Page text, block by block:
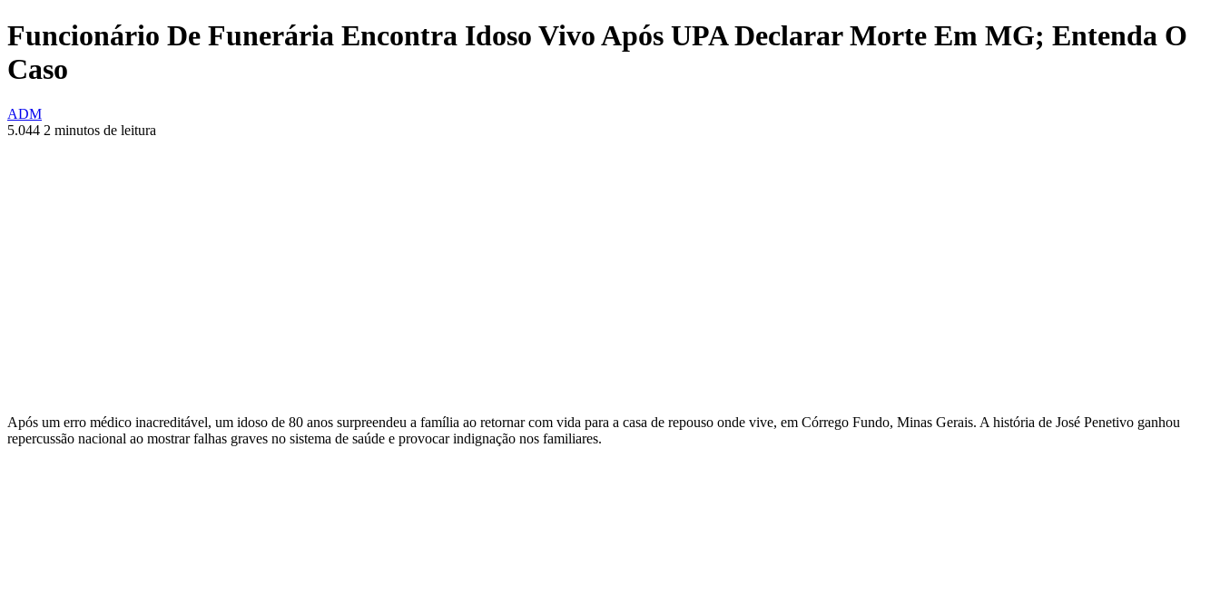
Funcionário De Funerária Encontra Idoso Vivo Após UPA Declarar Morte Em MG; Entenda O
Caso
ADM
5.044 2 minutos de leitura
Após um erro médico inacreditável, um idoso de 80 anos surpreendeu a família ao retornar com vida para a casa de repouso onde vive, em Córrego Fundo, Minas Gerais. A história de José Penetivo ganhou
repercussão nacional ao mostrar falhas graves no sistema de saúde e provocar indignação nos familiares.